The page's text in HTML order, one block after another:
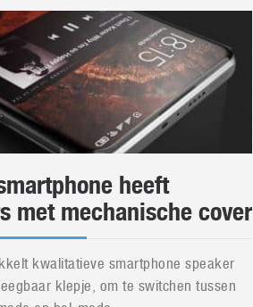
heeft
met mechanische cover
kwalitatieve smartphone speaker
klepje, om te switchen tussen